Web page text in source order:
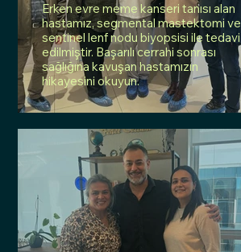
Erken evre meme kanseri tanısı alan
hastamız, segmental mastektomi ve
sentinel lenf nodu biyopsisi ile tedavi
edilmiştir. Başarılı cerrahi sonrası
sağlığına kavuşan hastamızın
hikayesini okuyun.